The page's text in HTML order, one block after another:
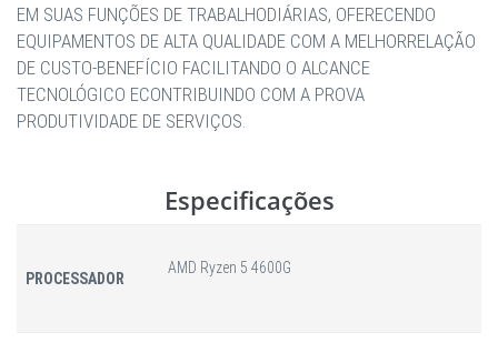
EM SUAS FUNÇÕES DE TRABALHODIÁRIAS, OFERECENDO
EQUIPAMENTOS DE ALTA QUALIDADE COM A MELHORRELAÇÃO
DE CUSTO-BENEFÍCIO FACILITANDO O ALCANCE
TECNOLÓGICO ECONTRIBUINDO COM A PROVA
PRODUTIVIDADE DE SERVIÇOS.
Especificações
PROCESSADOR
AMD Ryzen 5 4600G